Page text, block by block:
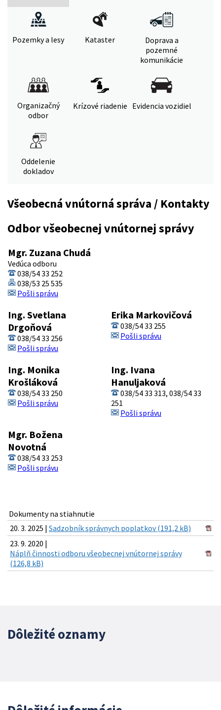
Pozemky a lesy Kataster
Doprava a
pozemné
komunikácie
Organizačný
odbor
Krízové riadenie Evidencia vozidiel
Oddelenie
dokladov
Všeobecná vnútorná správa / Kontakty
Odbor všeobecnej vnútornej správy
Mgr. Zuzana Chudá
Vedúca odboru
038/54 33 252
038/53 25 535
Pošli správu
Ing. Svetlana
Drgoňová
038/54 33 256
Pošli správu
Erika Markovičová
038/54 33 255
Pošli správu
Ing. Monika
Krošláková
038/54 33 250
Pošli správu
Ing. Ivana
Hanuljaková
038/54 33 313, 038/54 33
251
Pošli správu
Mgr. Božena
Novotná
038/54 33 253
Pošli správu
Dokumenty na stiahnutie
20. 3. 2025 | Sadzobník správnych poplatkov (191,2 kB)
23. 9. 2020 |
Náplň činnosti odboru všeobecnej vnútornej správy
(126,8 kB)
Dôležité oznamy